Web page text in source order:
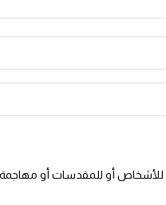
للأشخاص أو للمقدسات أو مهاجمة